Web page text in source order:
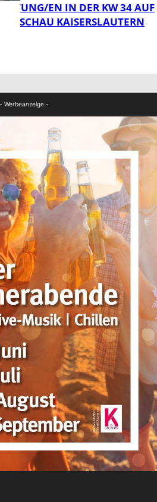
EN IN DER KW 34 AUF
KAISERSLAUTERN
- Werbeanzeige -